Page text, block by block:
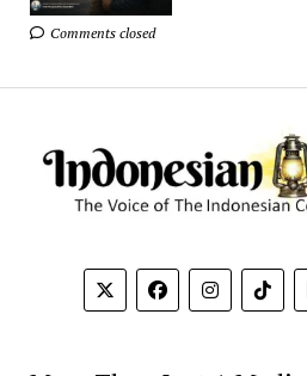
Comments closed